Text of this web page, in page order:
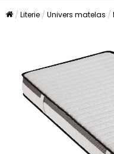
Literie Univers matelas